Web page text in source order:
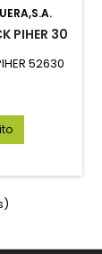
PIHER 30
52630